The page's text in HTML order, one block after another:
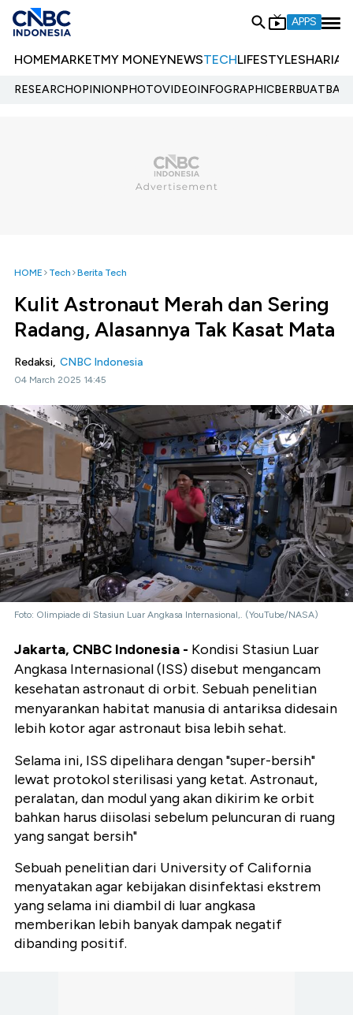
APPS
HOMEMARKETMY MONEYNEWSTECHLIFESTYLESHARIA
RESEARCHOPINIONPHOTOVIDEOINFOGRAPHIC
HOME Tech Berita Tech
Kulit Astronaut Merah dan Sering
Radang, Alasannya Tak Kasat Mata
Redaksi, CNBC Indonesia
04 March 2025 14:45
Foto: Olimpiade di Stasiun Luar Angkasa Internasional,. (YouTube/NASA)
Jakarta, CNBC Indonesia - Kondisi Stasiun Luar
Angkasa Internasional (ISS) disebut mengancam
kesehatan astronaut di orbit. Sebuah penelitian
menyarankan habitat manusia di antariksa didesain
lebih kotor agar astronaut bisa lebih sehat.
Selama ini, ISS dipelihara dengan "super-bersih"
lewat protokol sterilisasi yang ketat. Astronaut,
peralatan, dan modul yang akan dikirim ke orbit
bahkan harus diisolasi sebelum peluncuran di ruang
yang sangat bersih"
Sebuah penelitian dari University of California
menyatakan agar kebijakan disinfektasi ekstrem
yang selama ini diambil di luar angkasa
memberikan lebih banyak dampak negatif
dibanding positif.